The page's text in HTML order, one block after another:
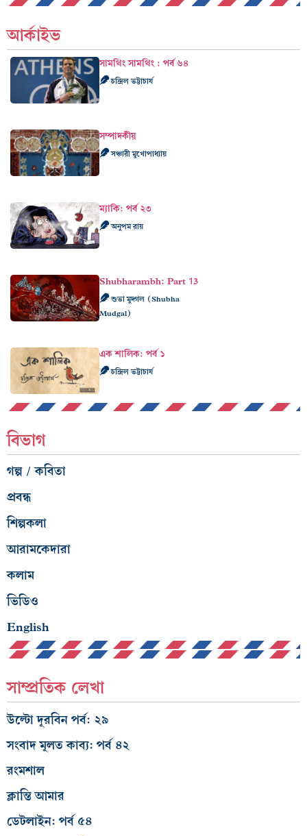
আর্কাইভ
সামথিং সামথিং : পর্ব ৬৪
চন্দ্রিল ভট্টাচার্য
সম্পাদকীয়
সঞ্চারী মুখোপাধ্যায়
ম্যাকি: পর্ব ২৩
অনুপম রায়
Shubharambh: Part 13
শুভা মুদ্গল (Shubha
Mudgal)
এক শালিক: পর্ব ১
চন্দ্রিল ভট্টাচার্য
বিভাগ
গল্প / কবিতা
প্রবন্ধ
শিল্পকলা
আরামকেদারা
কলাম
ভিডিও
English
সাম্প্রতিক লেখা
উল্টো দূরবিন পর্ব: ২৯
সংবাদ মূলত কাব্য: পর্ব ৪২
রংমশাল
ক্লান্তি আমার
ডেটলাইন: পর্ব ৫৪